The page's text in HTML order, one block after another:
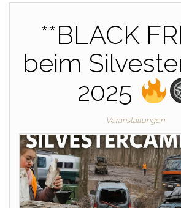
**BLACK
beim
2025
Veranstaltungen